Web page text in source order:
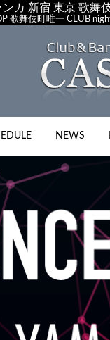
ンカ 新宿 東京 歌舞
歌舞伎町唯一 CLUB
NEWS